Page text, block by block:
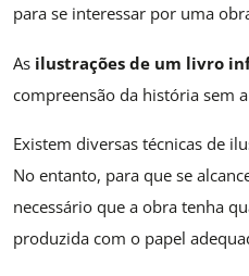
para se interessar por uma
As ilustrações de um livro
compreensão da história sem
Existem diversas técnicas de
No entanto, para que se
necessário que a obra tenha
produzida com o papel